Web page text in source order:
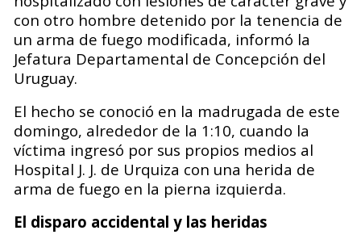
con otro hombre detenido por la tenencia de
un arma de fuego modificada, informó la
Jefatura Departamental de Concepción del
Uruguay.
El hecho se conoció en la madrugada de este
domingo, alrededor de la 1:10, cuando la
víctima ingresó por sus propios medios al
Hospital J. J. de Urquiza con una herida de
arma de fuego en la pierna izquierda.
El disparo accidental y las heridas